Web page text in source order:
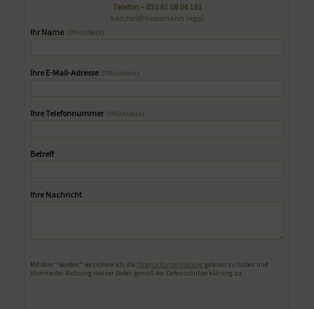
Telefon –030 61 08 04 191
kanzlei@hoesmann.legal
Ihr Name (Pflichtfeld)
Ihre E-Mail-Adresse (Pflichtfeld)
Ihre Telefonnummer (Pflichtfeld)
Betreff
Ihre Nachricht
Mit dem "Senden" versichere ich, die Datenschutzerklärung gelesen zu haben und
stimme der Nutzung meiner Daten gemäß der Datenschutzerklärung zu.